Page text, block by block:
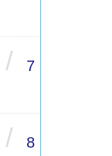
/ 7
/ 8